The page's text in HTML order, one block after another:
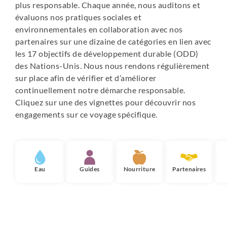
Votre campement est aménagé pour vous permettre de
récupérer efficacement en altitude :
•Des tentes spacieuses :vous dormez dans des tentes
prévues pour trois personnes mais occupées par
seulement deux voyageurs. Elles sont équipées de
matelas confortables et de moustiquaires afin de
favoriser un sommeil réparateur.
•Une tente mess conviviale :véritable espace de vie du
également ici que vous pourrez remplir vos gourdes et
traiter votre eau avant chaque nouvelle étape
plus responsable. Chaque année, nous auditons et
évaluons nos pratiques sociales et
environnementales en collaboration avec nos
partenaires sur une dizaine de catégories en lien avec
les 17 objectifs de développement durable (ODD)
des Nations-Unis. Nous nous rendons régulièrement
sur place afin de vérifier et d’améliorer
continuellement notre démarche responsable.
Cliquez sur une des vignettes pour découvrir nos
engagements sur ce voyage spécifique.
Eau Guides Nourriture Partenaires